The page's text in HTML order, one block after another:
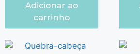
Adicionar ao
carrinho